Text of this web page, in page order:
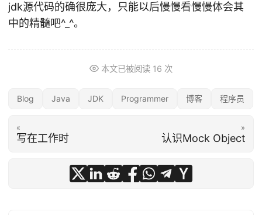
jdk源代码的确很庞大，只能以后慢慢看慢慢体会其
中的精髓吧^_^。
本文已被阅读 16 次
Blog Java JDK Programmer 博客 程序员
«
写在工作时
»
认识Mock Object